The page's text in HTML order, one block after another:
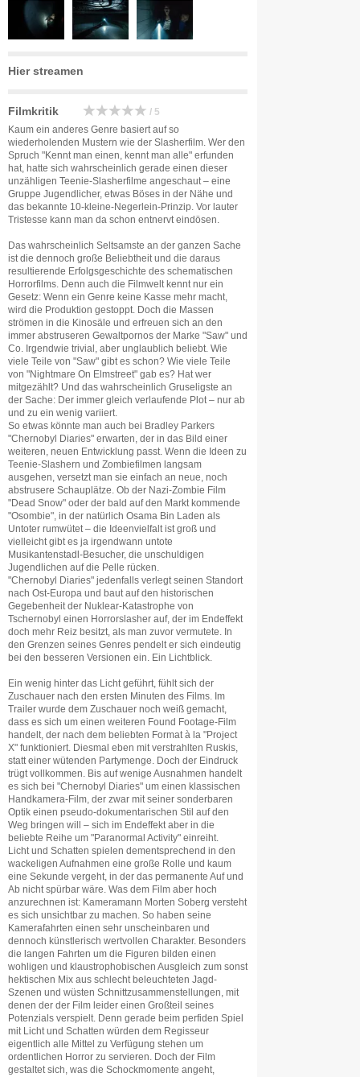
Hier streamen
Filmkritik / 5
Kaum ein anderes Genre basiert auf so
wiederholenden Mustern wie der Slasherfilm. Wer den
Spruch "Kennt man einen, kennt man alle" erfunden
hat, hatte sich wahrscheinlich gerade einen dieser
unzähligen Teenie-Slasherfilme angeschaut – eine
Gruppe Jugendlicher, etwas Böses in der Nähe und
das bekannte 10-kleine-Negerlein-Prinzip. Vor lauter
Tristesse kann man da schon entnervt eindösen.
Das wahrscheinlich Seltsamste an der ganzen Sache
ist die dennoch große Beliebtheit und die daraus
resultierende Erfolgsgeschichte des schematischen
Horrorfilms. Denn auch die Filmwelt kennt nur ein
Gesetz: Wenn ein Genre keine Kasse mehr macht,
wird die Produktion gestoppt. Doch die Massen
strömen in die Kinosäle und erfreuen sich an den
immer abstruseren Gewaltpornos der Marke "Saw" und
Co. Irgendwie trivial, aber unglaublich beliebt. Wie
viele Teile von "Saw" gibt es schon? Wie viele Teile
von "Nightmare On Elmstreet" gab es? Hat wer
mitgezählt? Und das wahrscheinlich Gruseligste an
der Sache: Der immer gleich verlaufende Plot – nur ab
und zu ein wenig variiert.
So etwas könnte man auch bei Bradley Parkers
"Chernobyl Diaries" erwarten, der in das Bild einer
weiteren, neuen Entwicklung passt. Wenn die Ideen zu
Teenie-Slashern und Zombiefilmen langsam
ausgehen, versetzt man sie einfach an neue, noch
abstrusere Schauplätze. Ob der Nazi-Zombie Film
"Dead Snow" oder der bald auf den Markt kommende
"Osombie", in der natürlich Osama Bin Laden als
Untoter rumwütet – die Ideenvielfalt ist groß und
vielleicht gibt es ja irgendwann untote
Musikantenstadl-Besucher, die unschuldigen
Jugendlichen auf die Pelle rücken.
"Chernobyl Diaries" jedenfalls verlegt seinen Standort
nach Ost-Europa und baut auf den historischen
Gegebenheit der Nuklear-Katastrophe von
Tschernobyl einen Horrorslasher auf, der im Endeffekt
doch mehr Reiz besitzt, als man zuvor vermutete. In
den Grenzen seines Genres pendelt er sich eindeutig
bei den besseren Versionen ein. Ein Lichtblick.
Ein wenig hinter das Licht geführt, fühlt sich der
Zuschauer nach den ersten Minuten des Films. Im
Trailer wurde dem Zuschauer noch weiß gemacht,
dass es sich um einen weiteren Found Footage-Film
handelt, der nach dem beliebten Format à la "Project
X" funktioniert. Diesmal eben mit verstrahlten Ruskis,
statt einer wütenden Partymenge. Doch der Eindruck
trügt vollkommen. Bis auf wenige Ausnahmen handelt
es sich bei "Chernobyl Diaries" um einen klassischen
Handkamera-Film, der zwar mit seiner sonderbaren
Optik einen pseudo-dokumentarischen Stil auf den
Weg bringen will – sich im Endeffekt aber in die
beliebte Reihe um "Paranormal Activity" einreiht.
Licht und Schatten spielen dementsprechend in den
wackeligen Aufnahmen eine große Rolle und kaum
eine Sekunde vergeht, in der das permanente Auf und
Ab nicht spürbar wäre. Was dem Film aber hoch
anzurechnen ist: Kameramann Morten Soberg versteht
es sich unsichtbar zu machen. So haben seine
Kamerafahrten einen sehr unscheinbaren und
dennoch künstlerisch wertvollen Charakter. Besonders
die langen Fahrten um die Figuren bilden einen
wohligen und klaustrophobischen Ausgleich zum sonst
hektischen Mix aus schlecht beleuchteten Jagd-
Szenen und wüsten Schnittzusammenstellungen, mit
denen der der Film leider einen Großteil seines
Potenzials verspielt. Denn gerade beim perfiden Spiel
mit Licht und Schatten würden dem Regisseur
eigentlich alle Mittel zu Verfügung stehen um
ordentlichen Horror zu servieren. Doch der Film
gestaltet sich, was die Schockmomente angeht,